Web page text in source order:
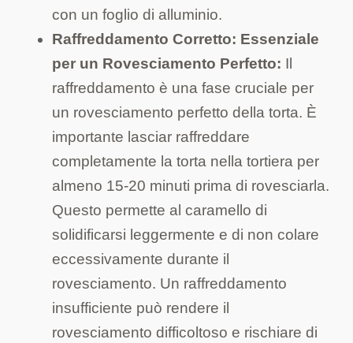
con un foglio di alluminio.
Raffreddamento Corretto: Essenziale
per un Rovesciamento Perfetto: Il
raffreddamento è una fase cruciale per
un rovesciamento perfetto della torta. È
importante lasciar raffreddare
completamente la torta nella tortiera per
almeno 15-20 minuti prima di rovesciarla.
Questo permette al caramello di
solidificarsi leggermente e di non colare
eccessivamente durante il
rovesciamento. Un raffreddamento
insufficiente può rendere il
rovesciamento difficoltoso e rischiare di